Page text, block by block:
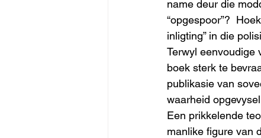
name deur die
“opgespoor”?
inligting” in die
Terwyl eenvoudige
boek sterk te
publikasie van
waarheid
Een prikkelende
manlike figure van